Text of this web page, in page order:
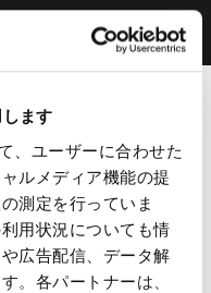
ます
、ユーザーに合わせた
ルメディア機能の提
測定を行っていま
用状況についても情
広告配信、データ解
。各パートナーは、